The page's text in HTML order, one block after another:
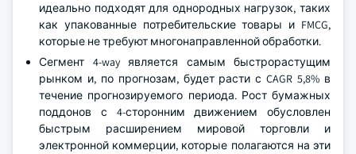
идеально подходят для однородных нагрузок, таких
как упакованные потребительские товары и FMCG,
которые не требуют многонаправленной обработки.
Сегмент 4-way является самым быстрорастущим
рынком и, по прогнозам, будет расти с CAGR 5,8% в
течение прогнозируемого периода. Рост бумажных
поддонов с 4-сторонним движением обусловлен
быстрым расширением мировой торговли и
электронной коммерции, которые полагаются на эти